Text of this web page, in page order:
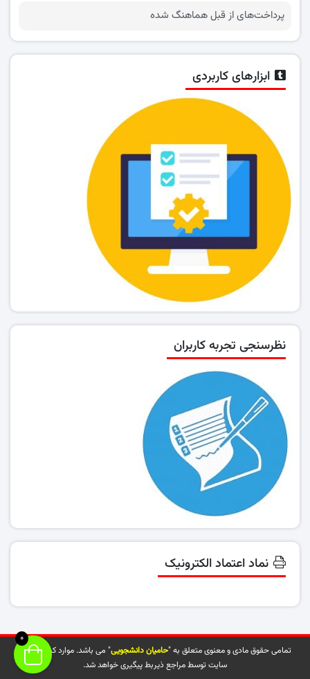
پرداخت‌های از قبل هماهنگ شده
ابزارهای کاربردی
نظرسنجی تجربه کاربران
نماد اعتماد الکترونیک
تمامی حقوق مادی و معنوی متعلق به "حامیان دانشجویی" می باشد. موارد کپی شده از
سایت توسط مراجع ذیربط پیگیری خواهد شد.
0